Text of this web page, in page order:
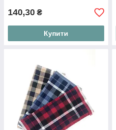
140,30 ₴
Купити